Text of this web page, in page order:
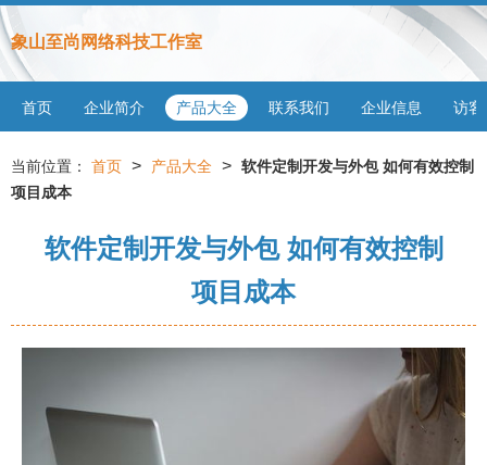
象山至尚网络科技工作室
首页 企业简介 产品大全 联系我们 企业信息 访客
当前位置： 首页 > 产品大全 > 软件定制开发与外包 如何有效控制
项目成本
软件定制开发与外包 如何有效控制
项目成本